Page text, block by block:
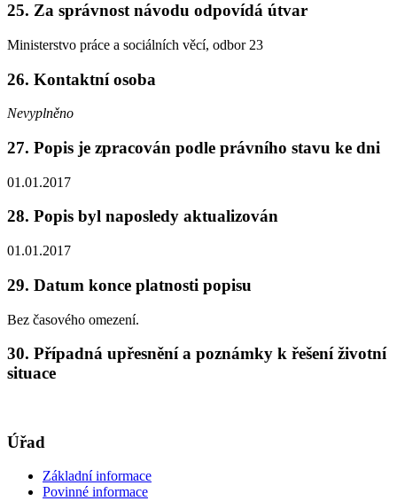
25. Za správnost návodu odpovídá útvar
Ministerstvo práce a sociálních věcí, odbor 23
26. Kontaktní osoba
Nevyplněno
27. Popis je zpracován podle právního stavu ke dni
01.01.2017
28. Popis byl naposledy aktualizován
01.01.2017
29. Datum konce platnosti popisu
Bez časového omezení.
30. Případná upřesnění a poznámky k řešení životní
situace
Úřad
Základní informace
Povinné informace